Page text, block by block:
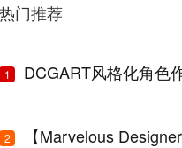
热门推荐
1 DCGART风格化角色作品开启神
2 【Marvelous Designer】布料板片参考大